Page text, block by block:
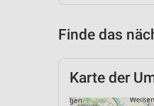
Finde das
Karte der